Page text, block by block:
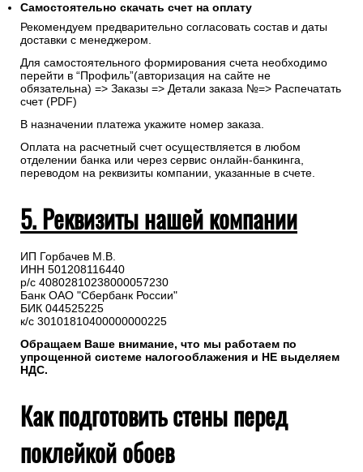
Самостоятельно скачать счет на оплату
Рекомендуем предварительно согласовать состав и даты
доставки с менеджером.
Для самостоятельного формирования счета необходимо
перейти в “Профиль”(авторизация на сайте не
обязательна) => Заказы => Детали заказа №=> Распечатать
счет (PDF)
В назначении платежа укажите номер заказа.
Оплата на расчетный счет осуществляется в любом
отделении банка или через сервис онлайн-банкинга,
переводом на реквизиты компании, указанные в счете.
5. Реквизиты нашей компании
ИП Горбачев М.В.
ИНН 501208116440
р/с 40802810238000057230
Банк ОАО "Сбербанк России"
БИК 044525225
к/с 30101810400000000225
Обращаем Ваше внимание, что мы работаем по
упрощенной системе налогооблажения и НЕ выделяем
НДС.
Как подготовить стены перед
поклейкой обоев